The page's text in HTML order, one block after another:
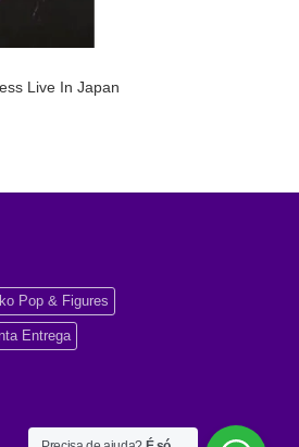
Live In Japan
Pop & Figures
Entrega